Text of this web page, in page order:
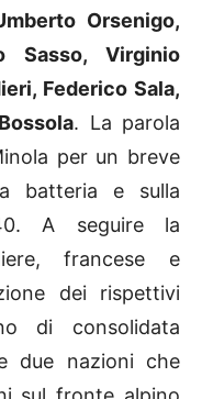
Orsenigo,
Sasso, Virginio
Federico Sala,
. La parola
per un breve
batteria e sulla
A seguire la
francese e
dei rispettivi
di consolidata
due nazioni che